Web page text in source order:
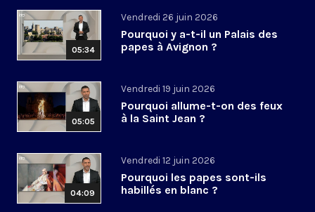
05:34
Vendredi 26 juin 2026
Pourquoi y a-t-il un Palais des
papes à Avignon ?
05:05
Vendredi 19 juin 2026
Pourquoi allume-t-on des feux
à la Saint Jean ?
04:09
Vendredi 12 juin 2026
Pourquoi les papes sont-ils
habillés en blanc ?